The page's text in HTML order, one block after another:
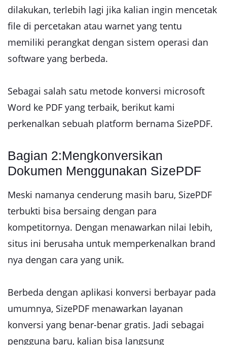
dilakukan, terlebih lagi jika kalian ingin mencetak
file di percetakan atau warnet yang tentu
memiliki perangkat dengan sistem operasi dan
software yang berbeda.
Sebagai salah satu metode konversi microsoft
Word ke PDF yang terbaik, berikut kami
perkenalkan sebuah platform bernama SizePDF.
Bagian 2:Mengkonversikan
Dokumen Menggunakan SizePDF
Meski namanya cenderung masih baru, SizePDF
terbukti bisa bersaing dengan para
kompetitornya. Dengan menawarkan nilai lebih,
situs ini berusaha untuk memperkenalkan brand
nya dengan cara yang unik.
Berbeda dengan aplikasi konversi berbayar pada
umumnya, SizePDF menawarkan layanan
konversi yang benar-benar gratis. Jadi sebagai
pengguna baru, kalian bisa langsung